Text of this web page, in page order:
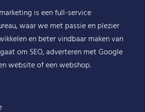
is een full-service
waar we met passie en plezier
en beter vindbaar maken van
om SEO, adverteren met Google
website of een webshop.